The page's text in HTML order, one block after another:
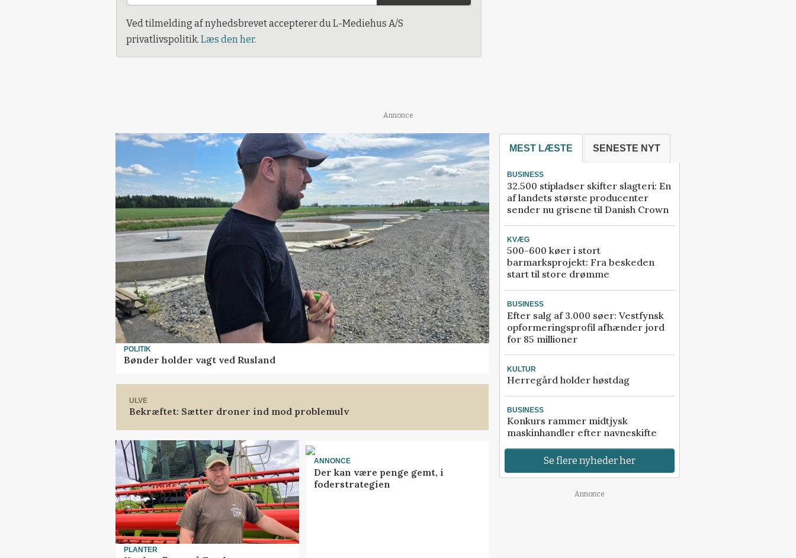
Ved tilmelding af nyhedsbrevet accepterer du L-Mediehus A/S
privatlivspolitik. Læs den her.
Annonce
POLITIK
Bønder holder vagt ved Rusland
ULVE
Bekræftet: Sætter droner ind mod problemulv
PLANTER
ANNONCE
Der kan være penge gemt, i
foderstrategien
MEST LÆSTE SENESTE NYT
BUSINESS
32.500 stipladser skifter slagteri: En
af landets største producenter
sender nu grisene til Danish Crown
KVÆG
500-600 køer i stort
barmarksprojekt: Fra beskeden
start til store drømme
BUSINESS
Efter salg af 3.000 søer: Vestfynsk
opformeringsprofil afhænder jord
for 85 millioner
KULTUR
Herregård holder høstdag
BUSINESS
Konkurs rammer midtjysk
maskinhandler efter navneskifte
Se flere nyheder her
Annonce